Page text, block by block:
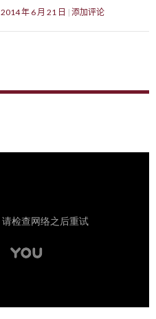
2014 年 6 月 21 日 添加评论